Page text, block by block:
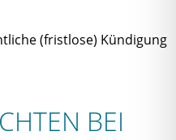
(fristlose) Kündigung
BEI